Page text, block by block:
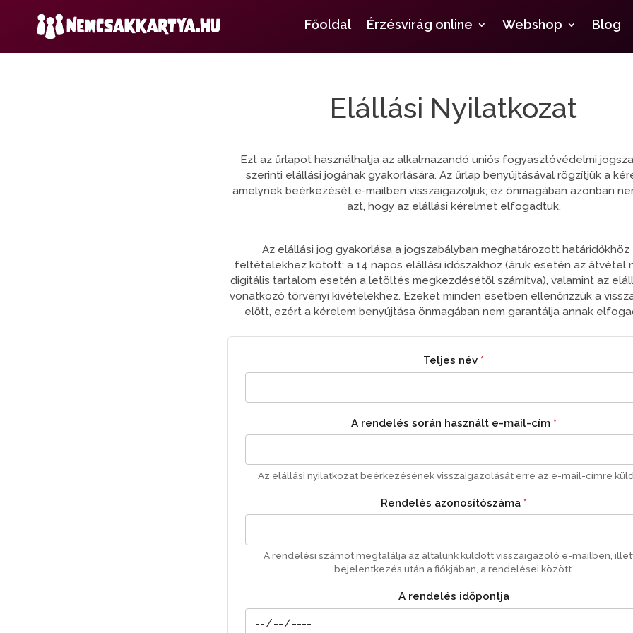
Főoldal Érzésvirág online Webshop Blog
Elállási Nyilatkozat
Ezt az űrlapot használhatja az alkalmazandó uniós fogyasztóvédelmi
szerinti elállási jogának gyakorlására. Az űrlap benyújtásával rögzítjük a
amelynek beérkezését e-mailben visszaigazoljuk; ez önmagában azonban
azt, hogy az elállási kérelmet elfogadtuk.
Az elállási jog gyakorlása a jogszabályban meghatározott határidőkhöz
feltételekhez kötött: a 14 napos elállási időszakhoz (áruk esetén az átvétel
digitális tartalom esetén a letöltés megkezdésétől számítva), valamint az
vonatkozó törvényi kivételekhez. Ezeket minden esetben ellenőrizzük a
előtt, ezért a kérelem benyújtása önmagában nem garantálja annak
Teljes név*
A rendelés során használt e-mail-cím *
Az elállási nyilatkozat beérkezésének visszaigazolását erre az e-mail-címre
Rendelés azonosítószáma *
A rendelési számot megtalálja az általunk küldött visszaigazoló e-mailben,
bejelentkezés után a fiókjában, a rendelései között.
A rendelés időpontja